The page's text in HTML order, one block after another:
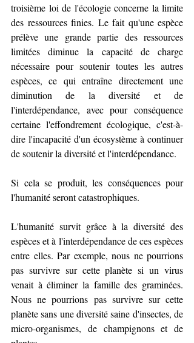
troisième loi de l'écologie concerne la limite
des ressources finies. Le fait qu'une espèce
prélève une grande partie des ressources
limitées diminue la capacité de charge
nécessaire pour soutenir toutes les autres
espèces, ce qui entraîne directement une
diminution de la diversité et de
l'interdépendance, avec pour conséquence
certaine l'effondrement écologique, c'est-à-
dire l'incapacité d'un écosystème à continuer
de soutenir la diversité et l'interdépendance.
Si cela se produit, les conséquences pour
l'humanité seront catastrophiques.
L'humanité survit grâce à la diversité des
espèces et à l'interdépendance de ces espèces
entre elles. Par exemple, nous ne pourrions
pas survivre sur cette planète si un virus
venait à éliminer la famille des graminées.
Nous ne pourrions pas survivre sur cette
planète sans une diversité saine d'insectes, de
micro-organismes, de champignons et de